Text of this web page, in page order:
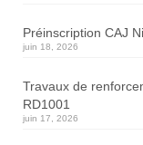
Préinscription CAJ
juin 18, 2026
Travaux de
RD1001
juin 17, 2026